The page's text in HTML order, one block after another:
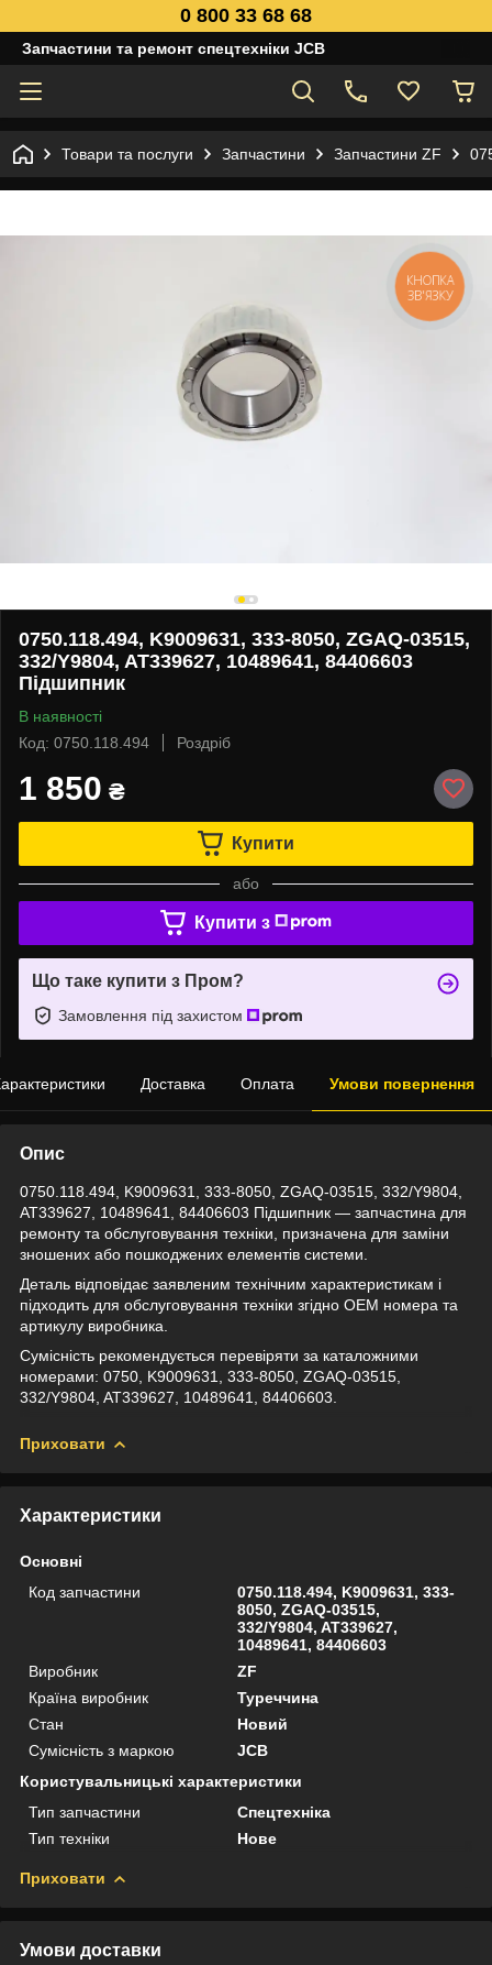
0 800 33 68 68
Запчастини та ремонт спецтехніки JCB
Товари та послуги Запчастини Запчастини ZF
0750.118.494, K9009631, 333-8050, ZGAQ-03515,
332/Y9804, AT339627, 10489641, 84406603
Підшипник
В наявності
Код: 0750.118.494
Роздріб
1 850 ₴
Купити
або
Купити з
Що таке купити з Пром?
Замовлення під захистом
Доставка Оплата Умови повернення
Опис
0750.118.494, K9009631, 333-8050, ZGAQ-03515, 332/Y9804,
AT339627, 10489641, 84406603 Підшипник — запчастина для
ремонту та обслуговування техніки, призначена для заміни
зношених або пошкоджених елементів системи.
Деталь відповідає заявленим технічним характеристикам і
підходить для обслуговування техніки згідно OEM номера та
артикулу виробника.
Сумісність рекомендується перевіряти за каталожними
номерами: 0750, K9009631, 333-8050, ZGAQ-03515,
332/Y9804, AT339627, 10489641, 84406603.
Приховати
Характеристики
Основні
Код запчастини
0750.118.494, K9009631, 333-
8050, ZGAQ-03515,
332/Y9804, AT339627,
10489641, 84406603
Виробник
ZF
Країна виробник
Туреччина
Стан
Новий
Сумісність з маркою
JCB
Користувальницькі характеристики
Тип запчастини
Спецтехніка
Тип техніки
Нове
Приховати
Умови доставки
КНОПКА
ЗВ'ЯЗКУ